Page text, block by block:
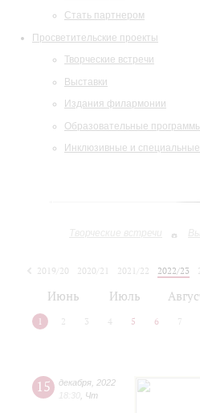
Стать партнером
Просветительские проекты
Творческие встречи
Выставки
Издания филармонии
Образовательные
Инклюзивные и
Творческие встречи
2019/20 2020/21 2021/22 2022/23
Июнь Июль
1 2 3 4 5 6 7
15 декабря 2022
18:30 Чт